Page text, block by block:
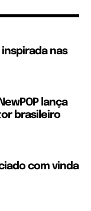
nas
lança
brasileiro
com vinda